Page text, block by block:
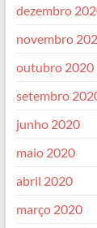
dezembro
novembro
outubro 2020
setembro
junho 2020
maio 2020
abril 2020
março 2020